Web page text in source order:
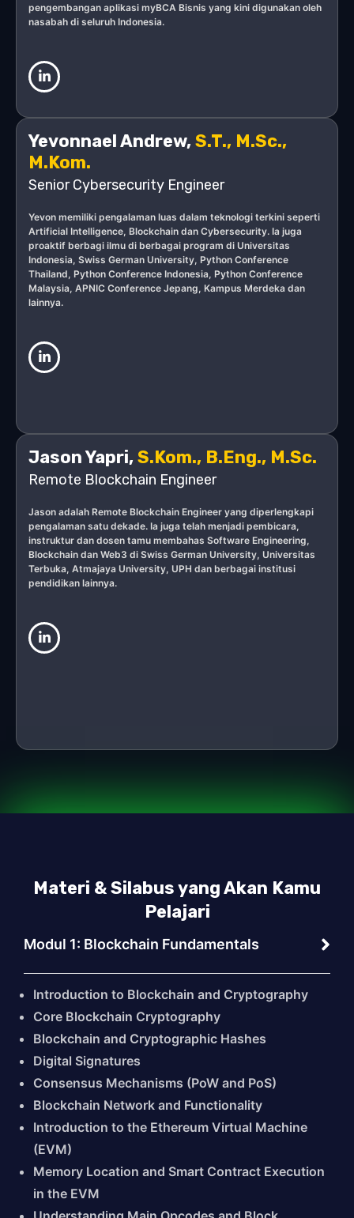
pengembangan aplikasi myBCA Bisnis yang kini digunakan oleh
nasabah di seluruh Indonesia.
Yevonnael Andrew, S.T., M.Sc.,
M.Kom.
Senior Cybersecurity Engineer
Yevon memiliki pengalaman luas dalam teknologi terkini seperti
Artificial Intelligence, Blockchain dan Cybersecurity. Ia juga
proaktif berbagi ilmu di berbagai program di Universitas
Indonesia, Swiss German University, Python Conference
Thailand, Python Conference Indonesia, Python Conference
Malaysia, APNIC Conference Jepang, Kampus Merdeka dan
lainnya.
Jason Yapri, S.Kom., B.Eng., M.Sc.
Remote Blockchain Engineer
Jason adalah Remote Blockchain Engineer yang diperlengkapi
pengalaman satu dekade. Ia juga telah menjadi pembicara,
instruktur dan dosen tamu membahas Software Engineering,
Blockchain dan Web3 di Swiss German University, Universitas
Terbuka, Atmajaya University, UPH dan berbagai institusi
pendidikan lainnya.
Materi & Silabus yang Akan Kamu
Pelajari
Modul 1: Blockchain Fundamentals
Introduction to Blockchain and Cryptography
Core Blockchain Cryptography
Blockchain and Cryptographic Hashes
Digital Signatures
Consensus Mechanisms (PoW and PoS)
Blockchain Network and Functionality
Introduction to the Ethereum Virtual Machine
(EVM)
Memory Location and Smart Contract Execution
in the EVM